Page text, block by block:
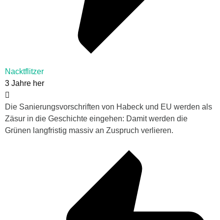
Nacktflitzer
3 Jahre her
Die Sanierungsvorschriften von Habeck und EU werden als
Zäsur in die Geschichte eingehen: Damit werden die
Grünen langfristig massiv an Zuspruch verlieren.